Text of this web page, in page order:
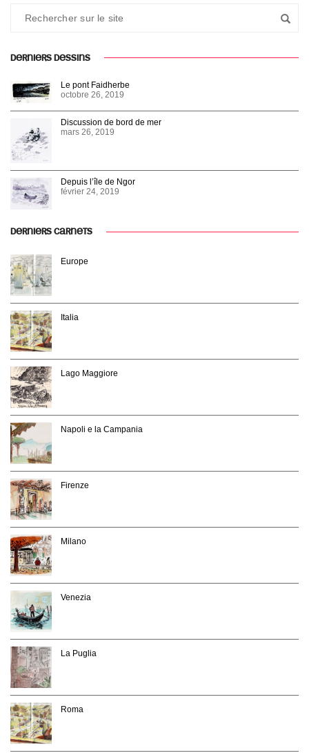
DERNIERS DESSINS
Le pont Faidherbe
octobre 26, 2019
Discussion de bord de mer
mars 26, 2019
Depuis l’île de Ngor
février 24, 2019
DERNIERS CARNETS
Europe
Italia
Lago Maggiore
Napoli e la Campania
Firenze
Milano
Venezia
La Puglia
Roma